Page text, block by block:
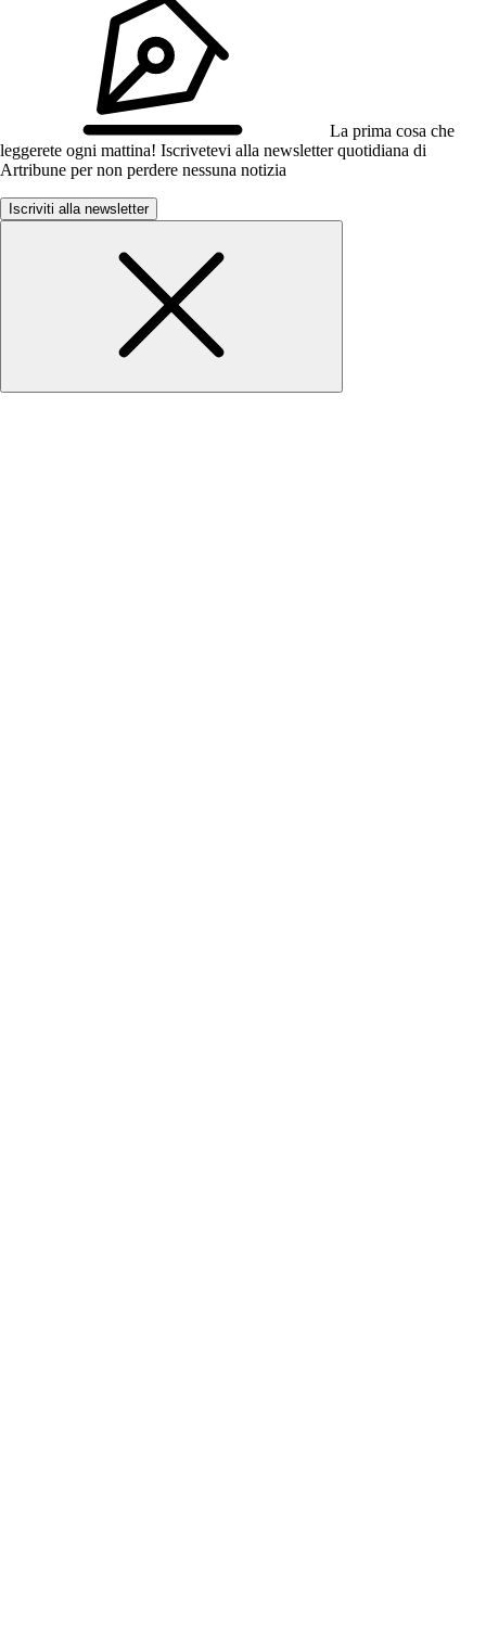
La prima cosa che
leggerete ogni mattina! Iscrivetevi alla newsletter quotidiana di
Artribune per non perdere nessuna notizia
Iscriviti alla newsletter